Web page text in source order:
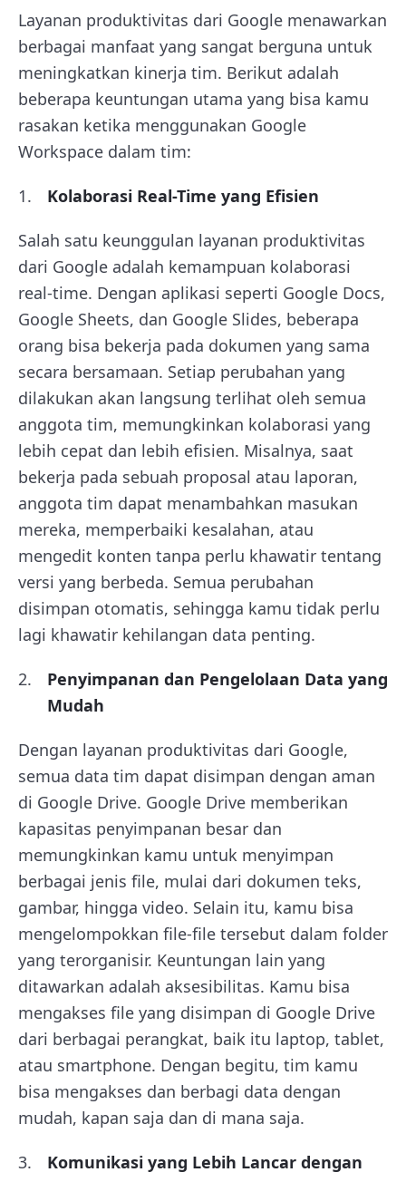
Layanan produktivitas dari Google menawarkan
berbagai manfaat yang sangat berguna untuk
meningkatkan kinerja tim. Berikut adalah
beberapa keuntungan utama yang bisa kamu
rasakan ketika menggunakan Google
Workspace dalam tim:
Kolaborasi Real-Time yang Efisien
Salah satu keunggulan layanan produktivitas
dari Google adalah kemampuan kolaborasi
real-time. Dengan aplikasi seperti Google Docs,
Google Sheets, dan Google Slides, beberapa
orang bisa bekerja pada dokumen yang sama
secara bersamaan. Setiap perubahan yang
dilakukan akan langsung terlihat oleh semua
anggota tim, memungkinkan kolaborasi yang
lebih cepat dan lebih efisien. Misalnya, saat
bekerja pada sebuah proposal atau laporan,
anggota tim dapat menambahkan masukan
mereka, memperbaiki kesalahan, atau
mengedit konten tanpa perlu khawatir tentang
versi yang berbeda. Semua perubahan
disimpan otomatis, sehingga kamu tidak perlu
lagi khawatir kehilangan data penting.
Penyimpanan dan Pengelolaan Data yang
Mudah
Dengan layanan produktivitas dari Google,
semua data tim dapat disimpan dengan aman
di Google Drive. Google Drive memberikan
kapasitas penyimpanan besar dan
memungkinkan kamu untuk menyimpan
berbagai jenis file, mulai dari dokumen teks,
gambar, hingga video. Selain itu, kamu bisa
mengelompokkan file-file tersebut dalam folder
yang terorganisir. Keuntungan lain yang
ditawarkan adalah aksesibilitas. Kamu bisa
mengakses file yang disimpan di Google Drive
dari berbagai perangkat, baik itu laptop, tablet,
atau smartphone. Dengan begitu, tim kamu
bisa mengakses dan berbagi data dengan
mudah, kapan saja dan di mana saja.
Komunikasi yang Lebih Lancar dengan